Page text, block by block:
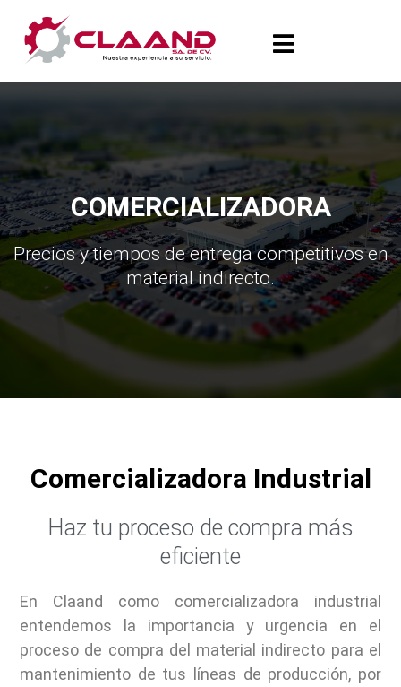
contenido
COMERCIALIZADORA
Precios y tiempos de entrega competitivos en
material indirecto.
Comercializadora Industrial
Haz tu proceso de compra más
eficiente
En Claand como comercializadora industrial
entendemos la importancia y urgencia en el
proceso de compra del material indirecto para el
mantenimiento de tus líneas de producción, por